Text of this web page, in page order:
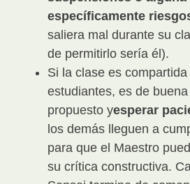
específicamente
saliera mal durante su
de permitirlo sería él).
Si la clase es
estudiantes, es de
propuesto yesperar
los demás lleguen a
para que el Maestro
su crítica constructiva.